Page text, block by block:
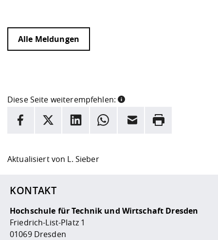
Alle Meldungen
Diese Seite weiterempfehlen:
INFORMATION
Facebook
X LinkedInWhatsappE-Mail Drucken
Aktualisiert von L. Sieber
KONTAKT
Hochschule für Technik und Wirtschaft Dresden
Friedrich-List-Platz 1
01069 Dresden